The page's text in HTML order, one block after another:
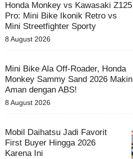
Honda Monkey vs Kawasaki Z125
Pro: Mini Bike Ikonik Retro vs
Mini Streetfighter Sporty
8 August 2026
Mini Bike Ala Off-Roader, Honda
Monkey Sammy Sand 2026 Makin
Aman dengan ABS!
8 August 2026
Mobil Daihatsu Jadi Favorit
First Buyer Hingga 2026
Karena Ini